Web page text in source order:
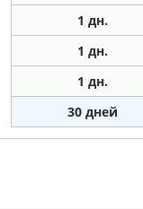
1 дн.
1 дн.
1 дн.
30 дней